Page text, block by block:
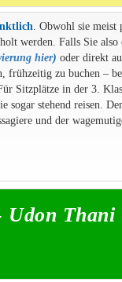
. Obwohl sie meist
werden. Falls Sie also
hier) oder direkt
frühzeitig zu buchen –
Sitzplätze in der 3.
sogar stehend reisen.
und der
Udon Thani